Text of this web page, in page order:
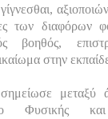
των διαφόρων
βοηθός,
στην
σημείωσε μεταξύ
Φυσικής και